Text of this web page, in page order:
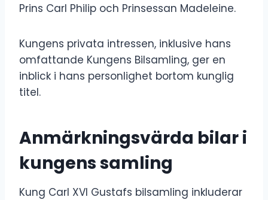
Prins Carl Philip och Prinsessan Madeleine.
Kungens privata intressen, inklusive hans
omfattande Kungens Bilsamling, ger en
inblick i hans personlighet bortom kunglig
titel.
Anmärkningsvärda bilar i
kungens samling
Kung Carl XVI Gustafs bilsamling inkluderar